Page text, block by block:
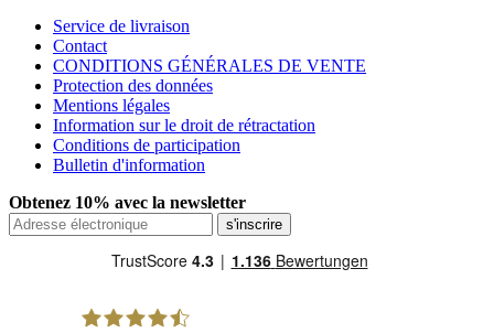
Service de livraison
Contact
CONDITIONS GÉNÉRALES DE VENTE
Protection des données
Mentions légales
Information sur le droit de rétractation
Conditions de participation
Bulletin d'information
Obtenez 10% avec la newsletter